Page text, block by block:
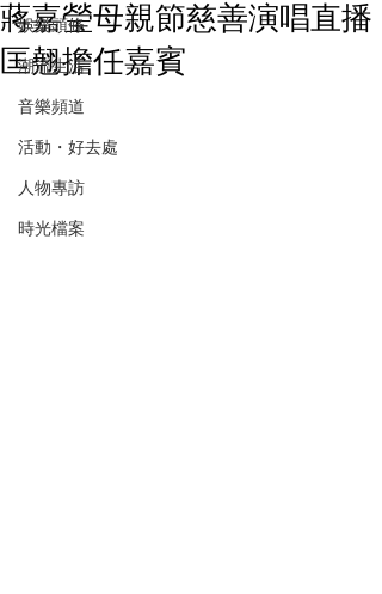
娛樂頭條
潮流生活
音樂頻道
活動・好去處
人物專訪
時光檔案
蔣嘉瑩母親節慈善演唱直播
匡翹擔任嘉賓